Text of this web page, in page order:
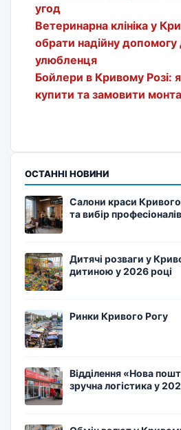
угод
Ветеринарна клініка у
обрати надійну
улюбленця
Бойлери в Кривому Розі:
купити та замовити
ОСТАННІ НОВИНИ
Салони краси Кривого
та вибір професіоналів
Дитячі розваги у
дитиною у 2026 році
Ринки Кривого Рогу
Відділення «Нова
зручна логістика у